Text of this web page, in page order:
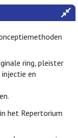
ring, pleister
en
het Repertorium